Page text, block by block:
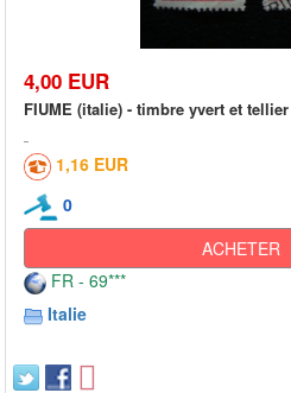
4,00 EUR
FIUME (italie) - timbre yvert et tellier
1,16 EUR
0
ACHETER
FR - 69***
Italie